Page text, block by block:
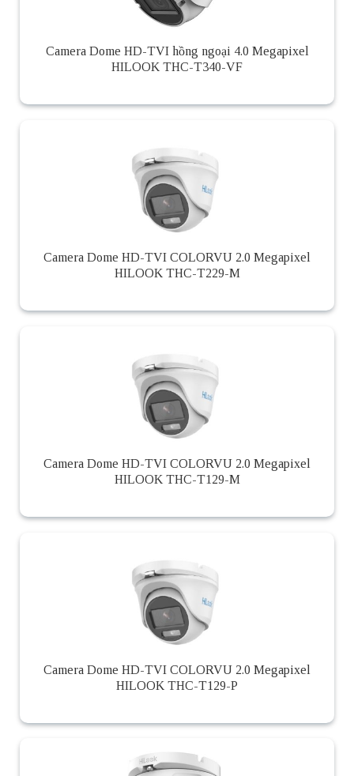
Camera Dome HD-TVI hồng ngoại 4.0 Megapixel
HILOOK THC-T340-VF
Camera Dome HD-TVI COLORVU 2.0 Megapixel
HILOOK THC-T229-M
Camera Dome HD-TVI COLORVU 2.0 Megapixel
HILOOK THC-T129-M
Camera Dome HD-TVI COLORVU 2.0 Megapixel
HILOOK THC-T129-P